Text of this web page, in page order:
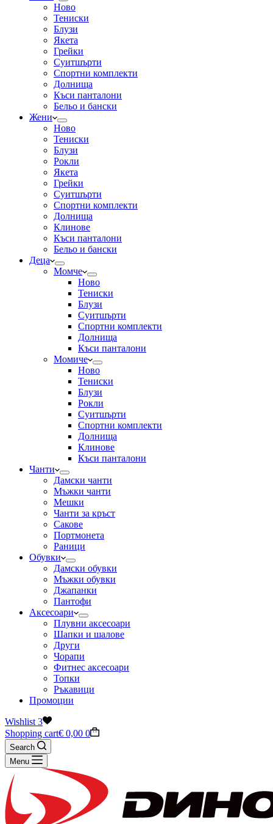
Ново
Тениски
Блузи
Якета
Грейки
Суитшърти
Спортни комплекти
Долнища
Къси панталони
Бельо и бански
Жени
Ново
Тениски
Блузи
Рокли
Якета
Грейки
Суитшърти
Спортни комплекти
Долнища
Клинове
Къси панталони
Бельо и бански
Деца
Момче
Ново
Тениски
Блузи
Суитшърти
Спортни комплекти
Долнища
Къси панталони
Момиче
Ново
Тениски
Блузи
Рокли
Суитшърти
Спортни комплекти
Долнища
Клинове
Къси панталони
Чанти
Дамски чанти
Мъжки чанти
Мешки
Чанти за кръст
Сакове
Портмонета
Раници
Обувки
Дамски обувки
Мъжки обувки
Джапанки
Пантофи
Аксесоари
Плувни аксесоари
Шапки и шалове
Други
Чорапи
Фитнес аксесоари
Топки
Ръкавици
Промоции
Wishlist 3
Shopping cart€ 0,00 0
Search
Menu